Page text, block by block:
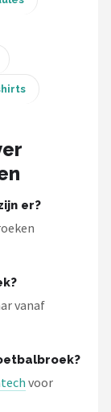
er?
vanaf
voor